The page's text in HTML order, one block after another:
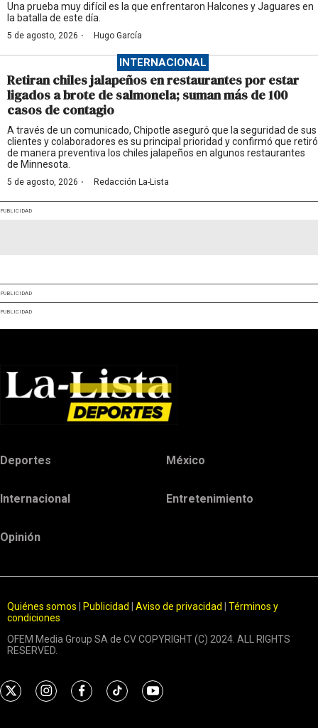
Una prueba muy difícil es la que enfrentaron Halcones y Jaguares en
la batalla de este día.
5 de agosto, 2026 · Hugo García
INTERNACIONAL
Retiran chiles jalapeños en restaurantes por estar
ligados a brote de salmonela; suman más de 100
casos de contagio
A través de un comunicado, Chipotle aseguró que la seguridad de sus
clientes y colaboradores es su principal prioridad y confirmó que retiró
de manera preventiva los chiles jalapeños en algunos restaurantes
de Minnesota.
5 de agosto, 2026 · Redacción La-Lista
PUBLICIDAD
PUBLICIDAD
PUBLICIDAD
Deportes México
Internacional Entretenimiento
Opinión
Quiénes somos Publicidad Aviso de privacidad
Términos y
condiciones
OFEM Media Group SA de CV COPYRIGHT (C) 2024. ALL RIGHTS
RESERVED.
t
i
f
t
y